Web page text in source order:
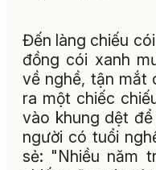
Đến làng chiếu
đồng cói xanh
về nghề, tận mắt
ra một chiếc
vào khung dệt
người có tuổi
sẻ: "Nhiều năm